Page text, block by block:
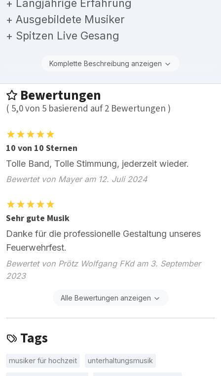
+ Langjährige Erfahrung
+ Ausgebildete Musiker
+ Spitzen Live Gesang
Komplette Beschreibung anzeigen
Bewertungen
( 5,0von 5 basierend auf2 Bewertungen )
10 von 10 Sternen
Tolle Band, Tolle Stimmung, jederzeit wieder.
Bewertet von Mayer am 12. Juli 2024
Sehr gute Musik
Danke für die professionelle Gestaltung unseres
Feuerwehrfest.
Bewertet von Prötz Wolfgang FKd am 3. September
2023
Alle Bewertungen anzeigen
Tags
musiker für hochzeit unterhaltungsmusik